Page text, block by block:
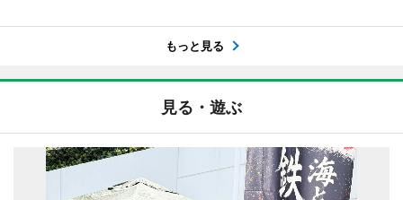
もっと見る
見る・遊ぶ